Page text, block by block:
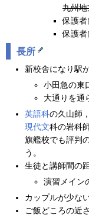
九州
保護者
保護者
長所
新校舎になり駅
小田急の東
大通りを通
英語科の久山師，
現代文科の岩科師
旗艦校でも評判
う。
生徒と講師間の
演習メイン
カップルが少な
ご飯どころの近